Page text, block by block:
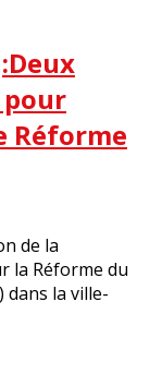
Réforme
de la
la Réforme du
dans la ville-